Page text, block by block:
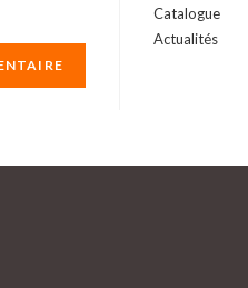
Catalogue
Actualités